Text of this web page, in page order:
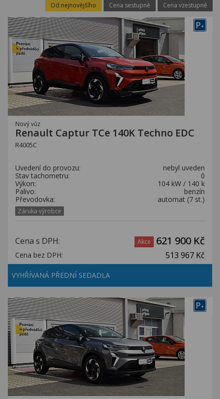
Od nejnovějšího Cena sestupně Cena vzestupně
P+
Nový vůz
Renault Captur TCe 140K Techno EDC
R4005C
Uvedení do provozu:
nebyl uveden
Stav tachometru:
0
Výkon:
104 kW / 140 k
Palivo:
benzín
Převodovka:
automat (7 st.)
Záruka výrobce
Cena s DPH: Akce 621 900 Kč
Cena bez DPH: 513 967 Kč
VYHŘÍVANÁ PŘEDNÍ SEDADLA
P+